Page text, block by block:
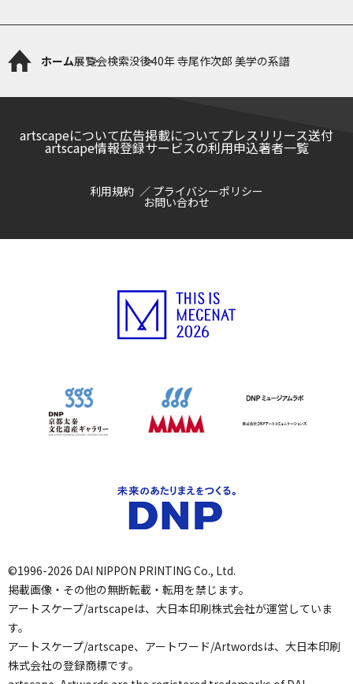
ホーム展覧会検索没後40年 寺尾作次郎 美学の系譜
artscapeについて広告掲載についてプレスリリース送付
artscape情報登録サービスの利用申込著者一覧
利用規約 プライバシーポリシー
お問い合わせ
©1996-2026 DAI NIPPON PRINTING Co., Ltd.
掲載画像・その他の無断転載・転用を禁じます。
アートスケープ/artscapeは、大日本印刷株式会社が運営していま
す。
アートスケープ/artscape、アートワード/Artwordsは、大日本印刷
株式会社の登録商標です。